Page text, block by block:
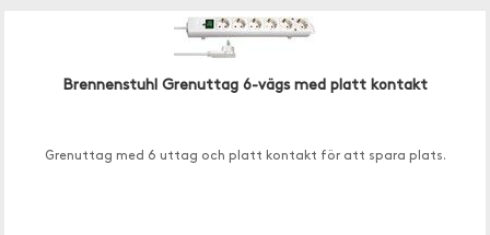
Brennenstuhl Grenuttag 6-vägs med platt kontakt
Grenuttag med 6 uttag och platt kontakt för att spara plats.